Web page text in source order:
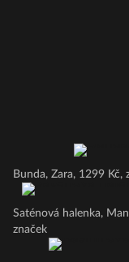
Bunda, Zara, 1299 Kč,
Saténová halenka,
značek